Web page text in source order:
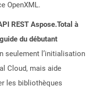
OpenXML.
REST Aspose.Total à
du débutant
seulement l’initialisation
Cloud, mais aide
les bibliothèques